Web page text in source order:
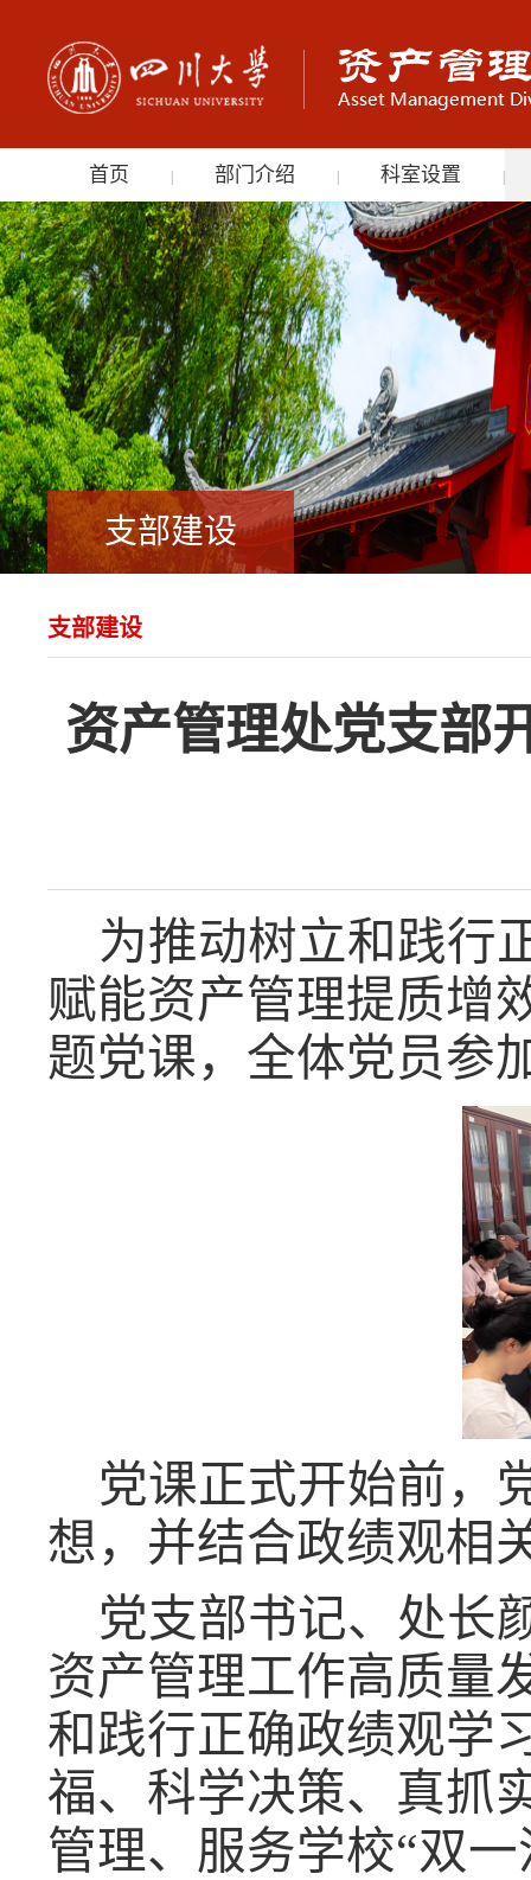
首页 部门介绍 科室设置
支部建设
支部建设
资产管理处党支部
为推动树立和践行
赋能资产管理提质增
题党课，全体党员参
党课正式开始前，
想，并结合政绩观相
党支部书记、处长
资产管理工作高质量
和践行正确政绩观学
福、科学决策、真抓
管理、服务学校“双